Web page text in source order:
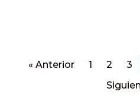
« Anterior 1 2 3